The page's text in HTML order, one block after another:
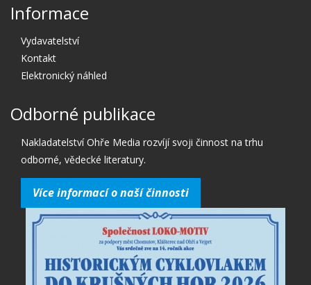
Informace
Vydavatelství
Kontakt
Elektronický náhled
Odborné publikace
Nakladatelství Ohře Media rozvíjí svoji činnost na trhu
odborné, vědecké literatury.
Více informací o naší činnosti